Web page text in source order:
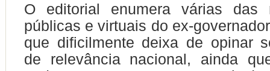
O editorial enumera várias das
públicas e virtuais do ex-
que dificilmente deixa de opinar
de relevância nacional, ainda